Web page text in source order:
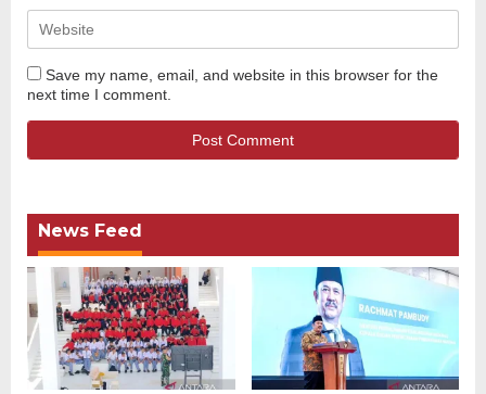
Save my name, email, and website in this browser for the
next time I comment.
News Feed